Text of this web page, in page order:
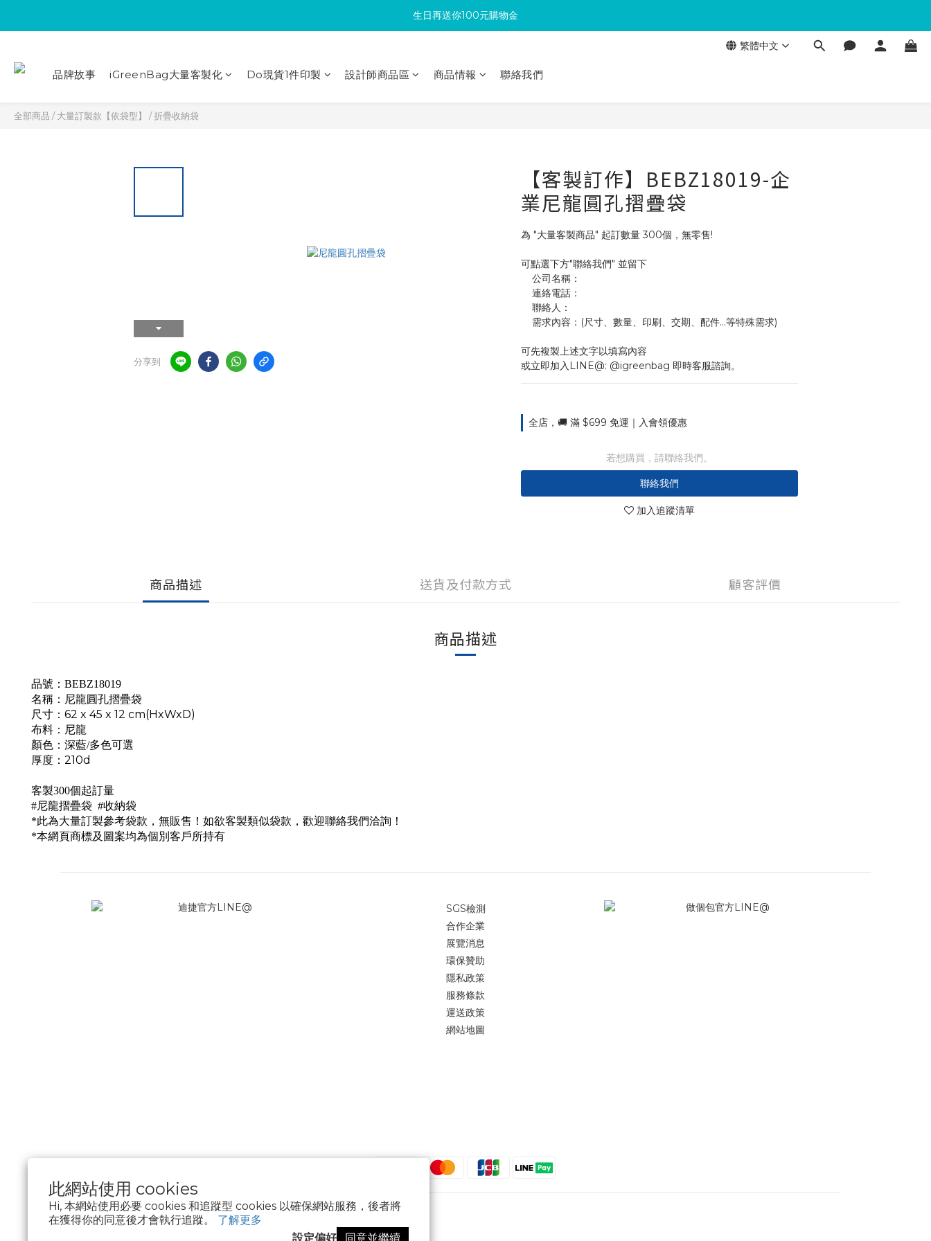
此網站使用 cookies
Hi, 本網站使用必要 cookies 和追蹤型 cookies 以確保網站服務，後者將
在獲得你的同意後才會執行追蹤。 了解更多
設定偏好
同意並繼續
滿300回饋10%購物金
生日再送你100元購物金
滿300回饋10%購物金
繁體中文
品牌故事 iGreenBag大量客製化 Do現貨1件印製 設計師商品區 商品情報 聯絡我們
全部商品 /大量訂製款【依袋型】 /折疊收納袋
分享到
【客製訂作】BEBZ18019-企
業尼龍圓孔摺疊袋
為 "大量客製商品" 起訂數量 300個，無零售!
可點選下方"聯絡我們" 並留下
    公司名稱：
    連絡電話：
    聯絡人：
    需求內容：(尺寸、數量、印刷、交期、配件...等特殊需求)
可先複製上述文字以填寫內容
或立即加入LINE@: @igreenbag 即時客服諮詢。
全店，🚚 滿 $699 免運｜入會領優惠
若想購買，請聯絡我們。
聯絡我們
加入追蹤清單
商品描述 送貨及付款方式 顧客評價
商品描述
品號：BEBZ18019
名稱： 尼龍圓孔摺疊袋
尺寸：62 x 45 x 12 cm(HxWxD)
布料：尼龍
顏色：深藍/多色可選
厚度：210d
客製300個起訂量
#尼龍摺疊袋 #收納袋
*此為大量訂製參考袋款，無販售！如欲客製類似袋款，歡迎聯絡我們洽詢！
*本網頁商標及圖案均為個別客戶所持有
SGS檢測
合作企業
展覽消息
環保贊助
隱私政策
服務條款
運送政策
網站地圖
$ TWD 繁體中文